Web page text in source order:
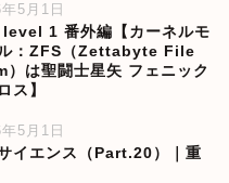
5月1日
level 1 番外編【カーネルモ
：ZFS（Zettabyte File
は聖闘士星矢 フェニック
ス】
5月1日
イエンス（Part.20）｜重